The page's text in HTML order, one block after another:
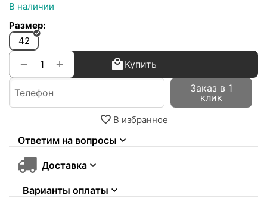
В наличии
Размер:
42
+
−
Купить
Заказ в 1
клик
В избранное
Ответим на вопросы
Доставка
Варианты оплаты